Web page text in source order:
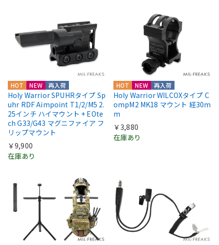
HOT NEW 再入荷
Holy Warrior SPUHRタイプ Sp
uhr RDF Aimpoint T1/2/M5 2.
25インチ ハイマウント + EOte
ch G33/G43 マグニファイア フ
リップマウント
￥9,900
在庫あり
HOT NEW 再入荷
Holy Warrior WILCOXタイプ C
ompM2 MK18 マウント 経30m
m
￥3,880
在庫あり